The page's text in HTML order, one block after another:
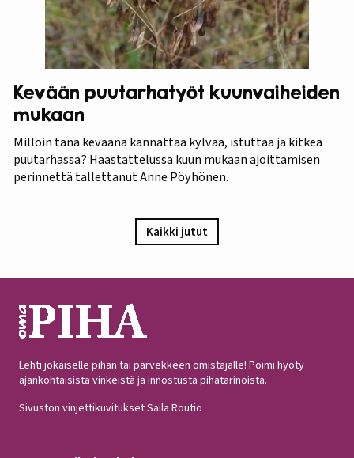
Kevään puutarhatyöt kuunvaiheiden
mukaan
Milloin tänä keväänä kannattaa kylvää, istuttaa ja kitkeä
puutarhassa? Haastattelussa kuun mukaan ajoittamisen
perinnettä tallettanut Anne Pöyhönen.
Kaikki jutut
Lehti jokaiselle pihan tai parvekkeen omistajalle! Poimi hyöty
ajankohtaisista vinkeistä ja innostusta pihatarinoista.
Sivuston vinjettikuvitukset Saila Routio